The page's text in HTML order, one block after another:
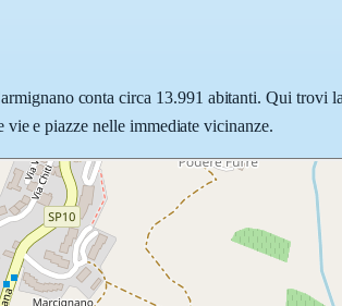
conta circa 13.991 abitanti. Qui trovi
e piazze nelle immediate vicinanze.